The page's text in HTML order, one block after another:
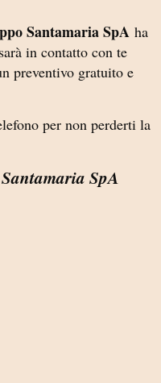
Santamaria SpA ha
in contatto con te
preventivo gratuito e
per non perderti la
SpA